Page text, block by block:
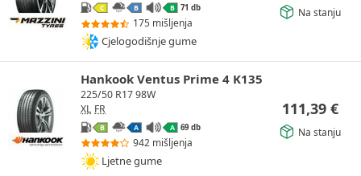
C B B 71 db
175 mišljenja
Cjelogodišnje gume
Na stanju
Hankook Ventus Prime 4 K135
225/50 R17 98W
XL FR
B A A 69 db
942 mišljenja
Ljetne gume
111,39 €
Na stanju